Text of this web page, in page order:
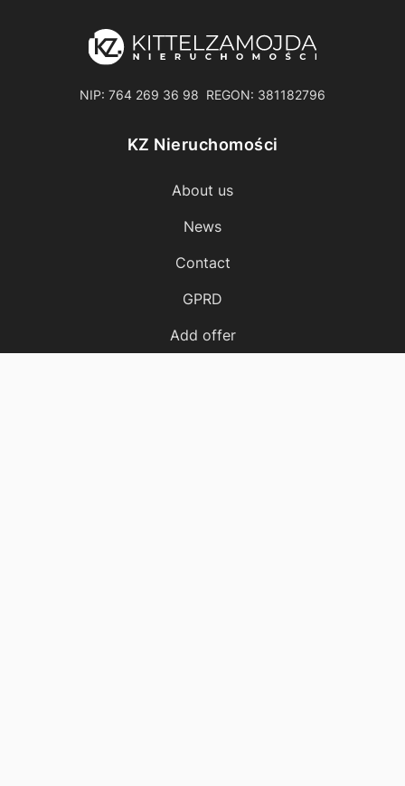
NIP: 764 269 36 98 REGON: 381182796
KZ Nieruchomości
About us
News
Contact
GPRD
Add offer